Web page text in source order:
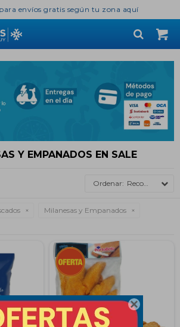

envíos gratis según tu zona aquí
Y EMPANADOS EN SALE
Recomendados
Milanesas y Empanados